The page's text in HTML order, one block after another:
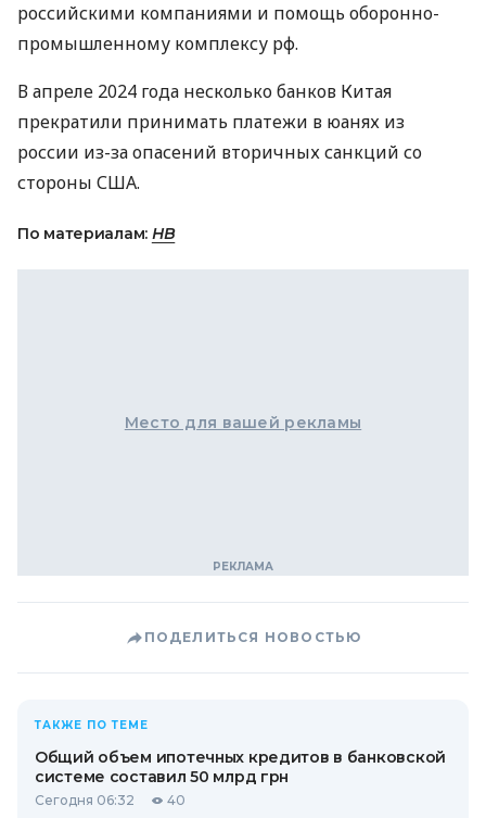
российскими компаниями и помощь оборонно-
промышленному комплексу рф.
В апреле 2024 года несколько банков Китая
прекратили принимать платежи в юанях из
россии из-за опасений вторичных санкций со
стороны США.
По материалам: НВ
Место для вашей рекламы
ПОДЕЛИТЬСЯ НОВОСТЬЮ
ТАКЖЕ ПО ТЕМЕ
Общий объем ипотечных кредитов в банковской
системе составил 50 млрд грн
Сегодня 06:32 40